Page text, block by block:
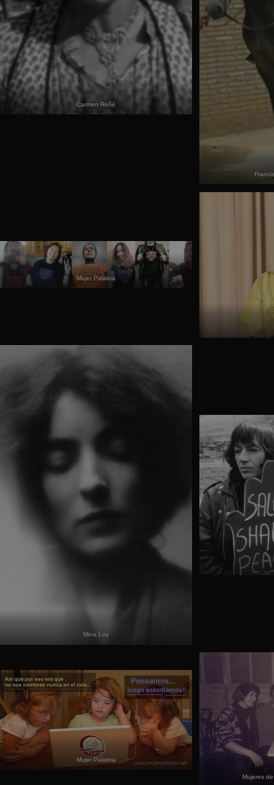
Carmen Reñé
Mujer Palabra
Mina Loy
Mujer Palabra
Mujeres